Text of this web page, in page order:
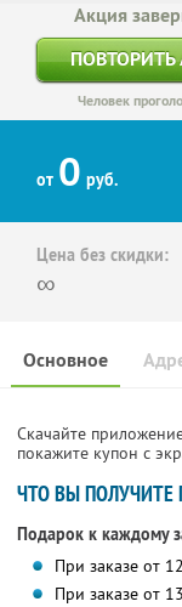
Акция
Человек
от 0 руб.
Цена без скидки:
∞
Основное
Скачайте
покажите купон с
ЧТО ВЫ ПОЛУЧИТЕ
Подарок к каждому
При заказе от
При заказе от